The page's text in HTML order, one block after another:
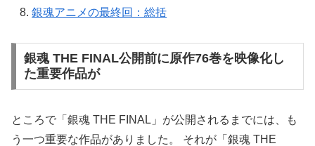
銀魂アニメの最終回：総括
銀魂 THE FINAL公開前に原作76巻を映像化し
た重要作品が
ところで「銀魂 THE FINAL」が公開されるまでには、も
う一つ重要な作品がありました。 それが「銀魂 THE